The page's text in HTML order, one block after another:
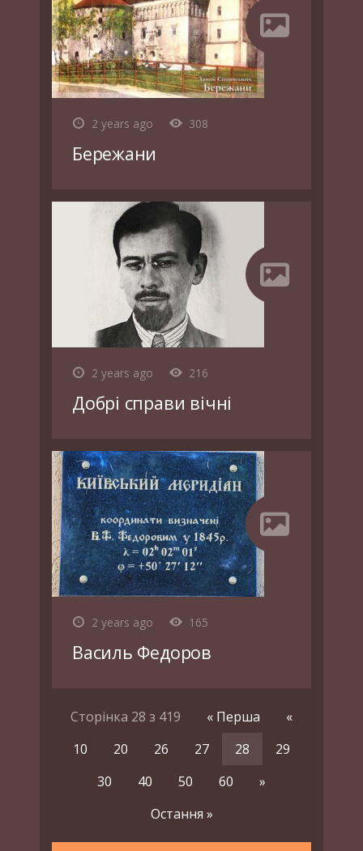
2 years ago 308
Бережани
2 years ago 216
Добрі справи вічні
2 years ago 165
Василь Федоров
Сторінка 28 з 419 « Перша
«
10
20 26 27 28
29
30
40 50 60
»
Остання »